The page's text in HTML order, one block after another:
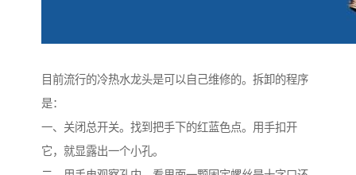
目前流行的冷热水龙头是可以自己维修的。拆卸的程序
是：
一、关闭总开关。找到把手下的红蓝色点。用手扣开
它，就显露出一个小孔。